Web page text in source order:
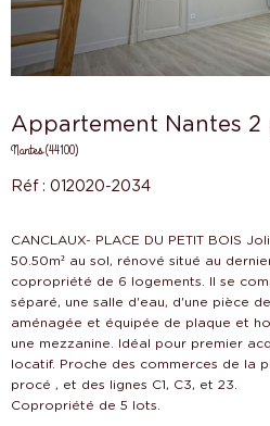
Appartement Nantes 2
Nantes (44100)
Réf : 012020-2034
CANCLAUX- PLACE DU PETIT BOIS
50.50m² au sol, rénové situé au
copropriété de 6 logements. Il se
séparé, une salle d'eau, d'une pièce
aménagée et équipée de plaque et
une mezzanine. Idéal pour premier
locatif. Proche des commerces de la
procé , et des lignes C1, C3, et 23.